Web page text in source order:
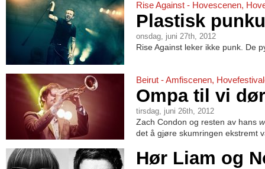
Rise Against - Hovescenen,
Plastisk
onsdag, juni 27th, 2012
Rise Against leker ikke punk. De
Beirut - Amfiscenen,
Ompa til vi dør
tirsdag, juni 26th, 2012
Zach Condon og resten av hans
det å gjøre skumringen ekstremt
Hør Liam og